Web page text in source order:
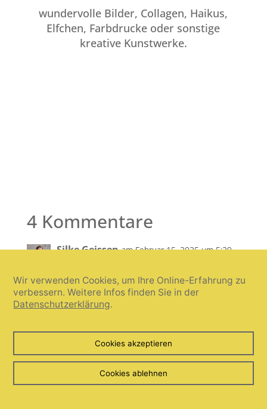
wundervolle Bilder, Collagen, Haikus,
Elfchen, Farbdrucke oder sonstige
kreative Kunstwerke.
4 Kommentare
Silke Geissen am Februar 15, 2025 um 5:29
Liebe Umani,
eine magische Paprikaschote mich
ins heiße Andalusien versetzt. Die
Geschichte findest du hier:
Wir verwenden Cookies, um Ihre Online-Erfahrung zu
verbessern. Weitere Infos finden Sie in der
Datenschutzerklärung.
Cookies akzeptieren
Cookies ablehnen